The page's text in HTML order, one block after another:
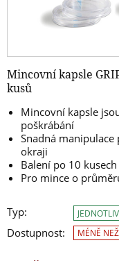
Mincovní kapsle
kusů
Mincovní kapsle
poškrábání
Snadná
okraji
Balení po 10 kusech
Pro mince o
Typ:
Dostupnost:
MÉNĚ